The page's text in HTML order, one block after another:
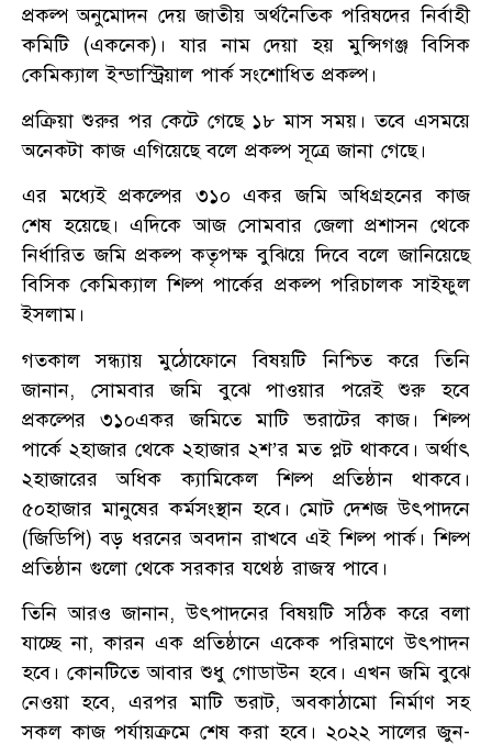
প্রকল্প অনুমোদন দেয় জাতীয় অর্থনৈতিক পরিষদের নির্বাহী
কমিটি (একনেক)। যার নাম দেয়া হয় মুন্সিগঞ্জ বিসিক
কেমিক্যাল ইন্ডাস্ট্রিয়াল পার্ক সংশোধিত প্রকল্প।
প্রক্রিয়া শুরুর পর কেটে গেছে ১৮ মাস সময়। তবে এসময়ে
অনেকটা কাজ এগিয়েছে বলে প্রকল্প সূত্রে জানা গেছে।
এর মধ্যেই প্রকল্পের ৩১০ একর জমি অধিগ্রহনের কাজ
শেষ হয়েছে। এদিকে আজ সোমবার জেলা প্রশাসন থেকে
নির্ধারিত জমি প্রকল্প কতৃপক্ষ বুঝিয়ে দিবে বলে জানিয়েছে
বিসিক কেমিক্যাল শিল্প পার্কের প্রকল্প পরিচালক সাইফুল
ইসলাম।
গতকাল সন্ধ্যায় মুঠোফোনে বিষয়টি নিশ্চিত করে তিনি
জানান, সোমবার জমি বুঝে পাওয়ার পরেই শুরু হবে
প্রকল্পের ৩১০একর জমিতে মাটি ভরাটের কাজ। শিল্প
পার্কে ২হাজার থেকে ২হাজার ২শ’র মত প্লট থাকবে। অর্থাৎ
২হাজারের অধিক ক্যামিকেল শিল্প প্রতিষ্ঠান থাকবে।
৫০হাজার মানুষের কর্মসংস্থান হবে। মোট দেশজ উৎপাদনে
(জিডিপি) বড় ধরনের অবদান রাখবে এই শিল্প পার্ক। শিল্প
প্রতিষ্ঠান গুলো থেকে সরকার যথেষ্ঠ রাজস্ব পাবে।
তিনি আরও জানান, উৎপাদনের বিষয়টি সঠিক করে বলা
যাচ্ছে না, কারন এক প্রতিষ্ঠানে একেক পরিমাণে উৎপাদন
হবে। কোনটিতে আবার শুধু গোডাউন হবে। এখন জমি বুঝে
নেওয়া হবে, এরপর মাটি ভরাট, অবকাঠামো নির্মাণ সহ
সকল কাজ পর্যায়ক্রমে শেষ করা হবে। ২০২২ সালের জুন-